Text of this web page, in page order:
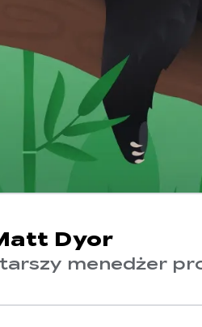
Dyor
menedżer